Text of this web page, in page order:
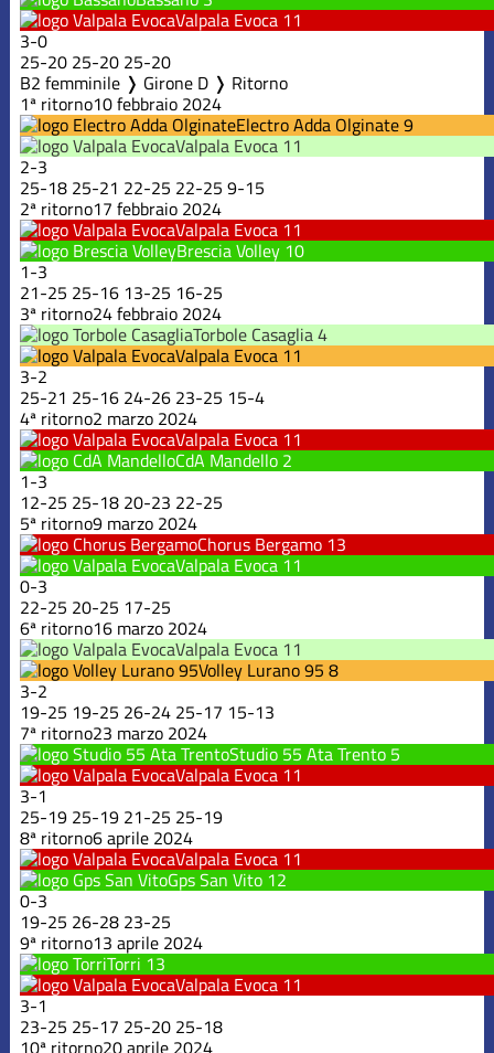
Valpala Evoca 11
3-0
25-20 25-20 25-20
B2 femminile ❭ Girone D ❭ Ritorno
1ª ritorno10 febbraio 2024
Electro Adda Olginate9
Valpala Evoca 11
2-3
25-18 25-21 22-25 22-25 9-15
2ª ritorno17 febbraio 2024
Valpala Evoca 11
Brescia Volley 10
1-3
21-25 25-16 13-25 16-25
3ª ritorno24 febbraio 2024
Torbole Casaglia4
Valpala Evoca 11
3-2
25-21 25-16 24-26 23-25 15-4
4ª ritorno2 marzo 2024
Valpala Evoca 11
CdA Mandello 2
1-3
12-25 25-18 20-23 22-25
5ª ritorno9 marzo 2024
Chorus Bergamo 13
Valpala Evoca 11
0-3
22-25 20-25 17-25
6ª ritorno16 marzo 2024
Valpala Evoca 11
Volley Lurano 95 8
3-2
19-25 19-25 26-24 25-17 15-13
7ª ritorno23 marzo 2024
Studio 55 Ata Trento 5
Valpala Evoca 11
3-1
25-19 25-19 21-25 25-19
8ª ritorno6 aprile 2024
Valpala Evoca 11
Gps San Vito 12
0-3
19-25 26-28 23-25
9ª ritorno13 aprile 2024
Torri 13
Valpala Evoca 11
3-1
23-25 25-17 25-20 25-18
10ª ritorno20 aprile 2024